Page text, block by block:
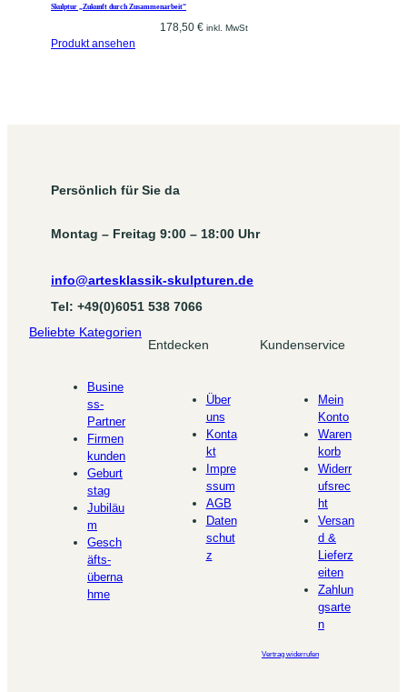
Skulptur „Zukunft durch Zusammenarbeit“
178,50 € inkl. MwSt
Produkt ansehen
Persönlich für Sie da
Montag – Freitag 9:00 – 18:00 Uhr
info@artesklassik-skulpturen.de
Tel: +49(0)6051 538 7066
Beliebte Kategorien
Busine
ss-
Partner
Firmen
kunden
Geburt
stag
Jubiläu
m
Gesch
äfts-
überna
hme
Entdecken
Über
uns
Konta
kt
Impre
ssum
AGB
Daten
schut
z
Kundenservice
Mein
Konto
Waren
korb
Widerr
ufsrec
ht
Versan
d &
Lieferz
eiten
Zahlun
gsarte
n
Vertrag widerrufen